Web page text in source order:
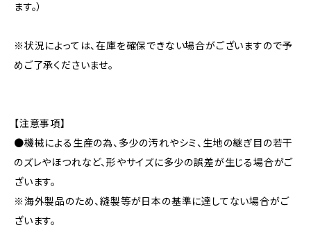
ます。）
※状況によっては、在庫を確保できない場合がございますので予
めご了承くださいませ。
【注意事項】
●機械による生産の為、多少の汚れやシミ、生地の継ぎ目の若干
のズレやほつれなど、形やサイズに多少の誤差が生じる場合がご
ざいます。
※海外製品のため、縫製等が日本の基準に達してない場合がご
ざいます。